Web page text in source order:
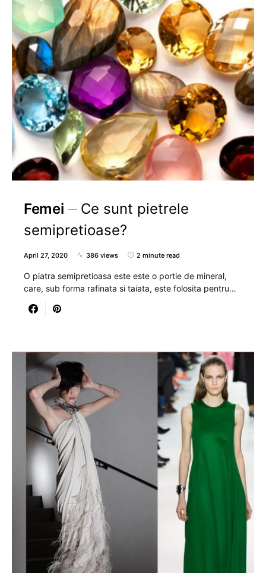
Femei
Ce sunt pietrele
semipretioase?
April 27, 2020 386 views 2 minute read
O piatra semipretioasa este este o portie de mineral,
care, sub forma rafinata si taiata, este folosita pentru…